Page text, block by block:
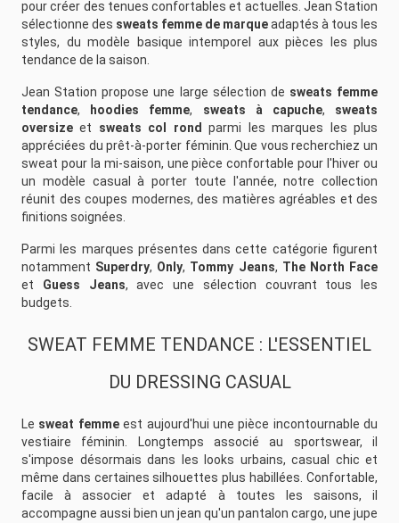
pour créer des tenues confortables et actuelles. Jean Station
sélectionne des sweats femme de marqueadaptés à tous les
styles, du modèle basique intemporel aux pièces les plus
tendance de la saison.
Jean Station propose une large sélection de sweats femme
tendance, hoodies femme, sweats à capuche, sweats
oversize et sweats col rond
parmi les marques les plus
appréciées du prêt-à-porter féminin. Que vous recherchiez un
sweat pour la mi-saison, une pièce confortable pour l'hiver ou
un modèle casual à porter toute l'année, notre collection
réunit des coupes modernes, des matières agréables et des
finitions soignées.
Parmi les marques présentes dans cette catégorie figurent
notamment Superdry, Only, Tommy Jeans, The North Face
et Guess Jeans, avec une sélection couvrant tous les
budgets.
SWEAT FEMME TENDANCE : L'ESSENTIEL
DU DRESSING CASUAL
Le sweat femmeest aujourd'hui une pièce incontournable du
vestiaire féminin. Longtemps associé au sportswear, il
s'impose désormais dans les looks urbains, casual chic et
même dans certaines silhouettes plus habillées. Confortable,
facile à associer et adapté à toutes les saisons, il
accompagne aussi bien un jean qu'un pantalon cargo, une jupe